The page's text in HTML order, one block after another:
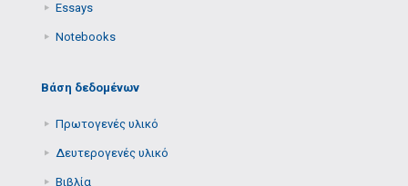
Essays
Notebooks
Βάση δεδομένων
Πρωτογενές υλικό
Δευτερογενές υλικό
Βιβλία